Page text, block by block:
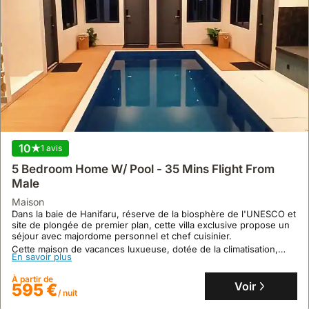
9.9 14 avis
Beautiful Beach Home - Steps From The Beach!
maison
Directement sur la plage à Malé, cette villa de 4 chambres est à 40
minutes en hydravion de l'aéroport international de Velana et offre
un accès immédiat à la mer.
Cette maison de vacances propose 4 chambres pour 12
personnes, avec climatisation, internet, et une cuisine équipée, à
distance de marche des commodités locales et des activités
En savoir plus
À partir de
313 € Voir
10 1 avis
5 Bedroom Home W/ Pool - 35 Mins Flight From
Male
maison
Dans la baie de Hanifaru, réserve de la biosphère de l'UNESCO et
site de plongée de premier plan, cette villa exclusive propose un
séjour avec majordome personnel et chef cuisinier.
Cette maison de vacances luxueuse, dotée de la climatisation,
d'une piscine et d'un jardin, peut accueillir jusqu'à 12 personnes
et inclut un forfait tout compris avec transferts et excursions.
En savoir plus
À partir de
595 €/ nuit Voir